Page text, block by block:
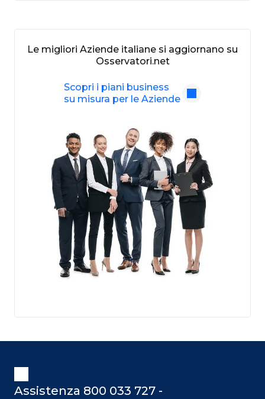
Le migliori Aziende italiane si aggiornano su
Osservatori.net
Scopri i piani business
su misura per le Aziende
Assistenza 800 033 727 -